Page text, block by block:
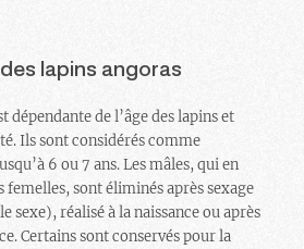
lapins angoras
dépendante de l’âge des lapins et
Ils sont considérés comme
6 ou 7 ans. Les mâles, qui en
sont éliminés après sexage
sexe), réalisé à la naissance ou après
Certains sont conservés pour la